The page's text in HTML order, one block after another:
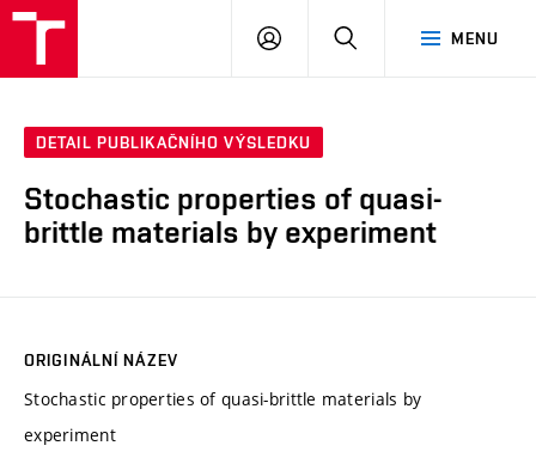
MENU
PŘIHLÁSIT
DETAIL PUBLIKAČNÍHO VÝSLEDKU
Stochastic properties of quasi-
brittle materials by experiment
ORIGINÁLNÍ NÁZEV
Stochastic properties of quasi-brittle materials by
experiment